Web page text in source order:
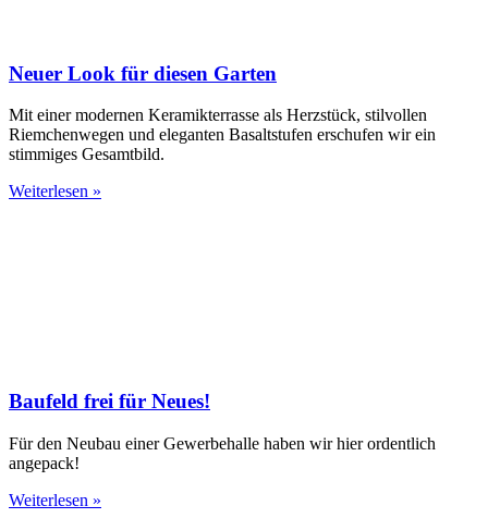
Neuer Look für diesen Garten
Mit einer modernen Keramikterrasse als Herzstück, stilvollen
Riemchenwegen und eleganten Basaltstufen erschufen wir ein
stimmiges Gesamtbild.
Weiterlesen »
Baufeld frei für Neues!
Für den Neubau einer Gewerbehalle haben wir hier ordentlich
angepack!
Weiterlesen »